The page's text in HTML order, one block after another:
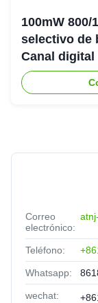
100mW 800/
selectivo de
Canal
Bda Pico
Correo
electrónico:
Teléfono:
Whatsapp:
wechat: